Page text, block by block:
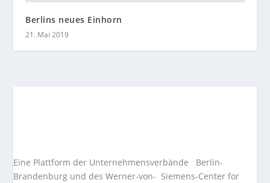
Berlins neues Einhorn
21. Mai 2019
Eine Plattform der Unternehmensverbände Berlin-
Brandenburg und des Werner-von- Siemens-Center for